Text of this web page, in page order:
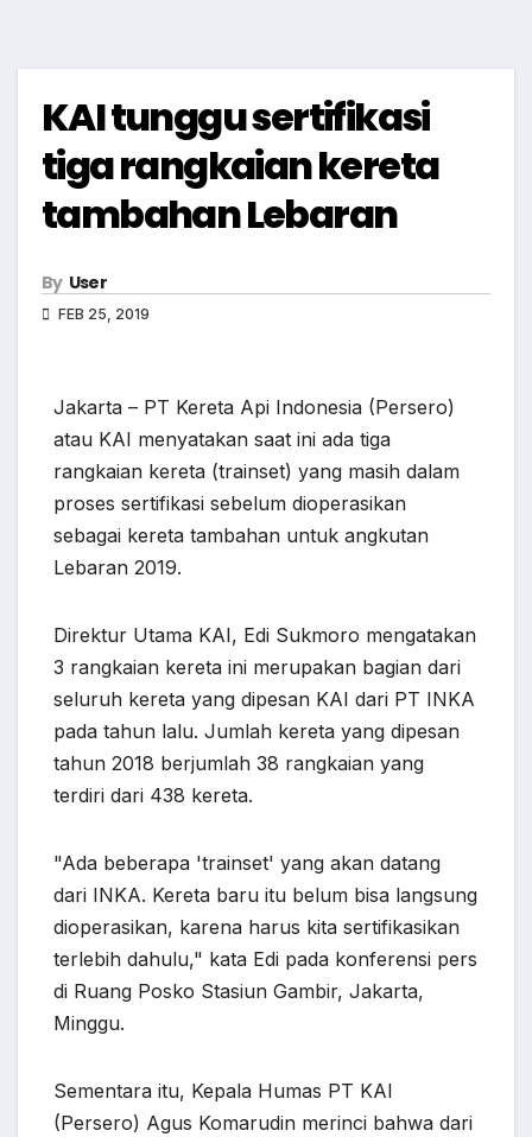
KAI tunggu sertifikasi
tiga rangkaian kereta
tambahan Lebaran
By User
FEB 25, 2019
Jakarta – PT Kereta Api Indonesia (Persero)
atau KAI menyatakan saat ini ada tiga
rangkaian kereta (trainset) yang masih dalam
proses sertifikasi sebelum dioperasikan
sebagai kereta tambahan untuk angkutan
Lebaran 2019.
Direktur Utama KAI, Edi Sukmoro mengatakan
3 rangkaian kereta ini merupakan bagian dari
seluruh kereta yang dipesan KAI dari PT INKA
pada tahun lalu. Jumlah kereta yang dipesan
tahun 2018 berjumlah 38 rangkaian yang
terdiri dari 438 kereta.
"Ada beberapa 'trainset' yang akan datang
dari INKA. Kereta baru itu belum bisa langsung
dioperasikan, karena harus kita sertifikasikan
terlebih dahulu," kata Edi pada konferensi pers
di Ruang Posko Stasiun Gambir, Jakarta,
Minggu.
Sementara itu, Kepala Humas PT KAI
(Persero) Agus Komarudin merinci bahwa dari